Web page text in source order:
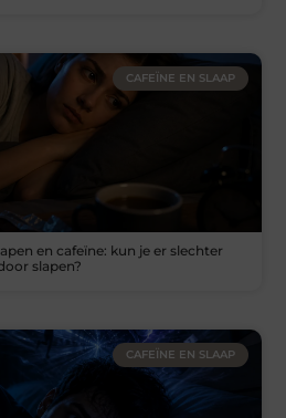
CAFEÏNE EN SLAAP
en cafeïne: kun je er slechter
slapen?
CAFEÏNE EN SLAAP